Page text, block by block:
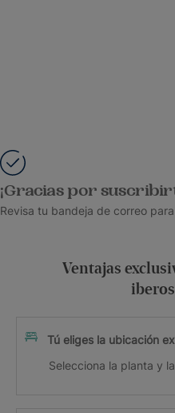
¡Gracias por
Revisa tu bandeja de correo
Ventajas
Tú eliges la ubicación
Selecciona la planta y